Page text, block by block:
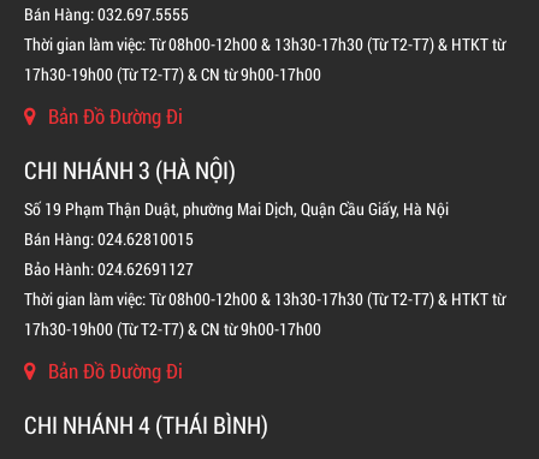
BÌNH CHỮA CHÁY KHÍ FM200 CHO TỦ ĐIỆN
LIÊN HỆ
Bán Hàng: 032.697.5555
Thời gian làm việc: Từ 08h00-12h00 & 13h30-17h30 (Từ T2-T7) & HTKT từ
17h30-19h00 (Từ T2-T7) & CN từ 9h00-17h00
Bản Đồ Đường Đi
CHI NHÁNH 3 (HÀ NỘI)
Số 19 Phạm Thận Duật, phường Mai Dịch, Quận Cầu Giấy, Hà Nội
Bán Hàng: 024.62810015
Bảo Hành: 024.62691127
Thời gian làm việc: Từ 08h00-12h00 & 13h30-17h30 (Từ T2-T7) & HTKT từ
17h30-19h00 (Từ T2-T7) & CN từ 9h00-17h00
Bản Đồ Đường Đi
CHI NHÁNH 4 (THÁI BÌNH)